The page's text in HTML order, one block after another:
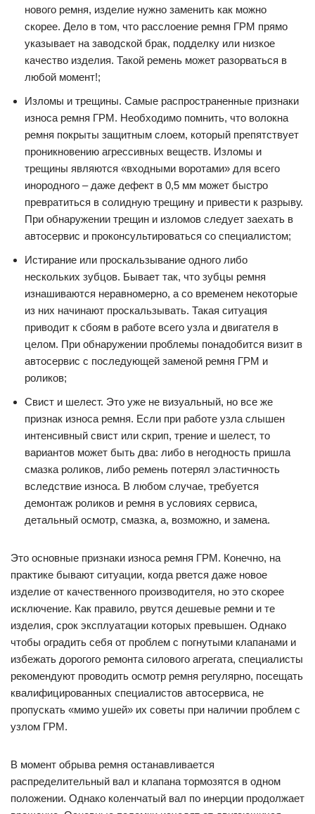
нового ремня, изделие нужно заменить как можно
скорее. Дело в том, что расслоение ремня ГРМ прямо
указывает на заводской брак, подделку или низкое
качество изделия. Такой ремень может разорваться в
любой момент!;
Изломы и трещины. Самые распространенные признаки
износа ремня ГРМ. Необходимо помнить, что волокна
ремня покрыты защитным слоем, который препятствует
проникновению агрессивных веществ. Изломы и
трещины являются «входными воротами» для всего
инородного – даже дефект в 0,5 мм может быстро
превратиться в солидную трещину и привести к разрыву.
При обнаружении трещин и изломов следует заехать в
автосервис и проконсультироваться со специалистом;
Истирание или проскальзывание одного либо
нескольких зубцов. Бывает так, что зубцы ремня
изнашиваются неравномерно, а со временем некоторые
из них начинают проскальзывать. Такая ситуация
приводит к сбоям в работе всего узла и двигателя в
целом. При обнаружении проблемы понадобится визит в
автосервис с последующей заменой ремня ГРМ и
роликов;
Свист и шелест. Это уже не визуальный, но все же
признак износа ремня. Если при работе узла слышен
интенсивный свист или скрип, трение и шелест, то
вариантов может быть два: либо в негодность пришла
смазка роликов, либо ремень потерял эластичность
вследствие износа. В любом случае, требуется
демонтаж роликов и ремня в условиях сервиса,
детальный осмотр, смазка, а, возможно, и замена.
Это основные признаки износа ремня ГРМ. Конечно, на
практике бывают ситуации, когда рвется даже новое
изделие от качественного производителя, но это скорее
исключение. Как правило, рвутся дешевые ремни и те
изделия, срок эксплуатации которых превышен. Однако
чтобы оградить себя от проблем с погнутыми клапанами и
избежать дорогого ремонта силового агрегата, специалисты
рекомендуют проводить осмотр ремня регулярно, посещать
квалифицированных специалистов автосервиса, не
пропускать «мимо ушей» их советы при наличии проблем с
узлом ГРМ.
В момент обрыва ремня останавливается
распределительный вал и клапана тормозятся в одном
положении. Однако коленчатый вал по инерции продолжает